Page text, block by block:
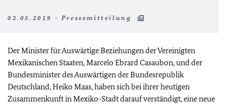
02.05.2019 - Pressemitteilung
Der Minister für Auswärtige Beziehungen der Vereinigten
Mexikanischen Staaten, Marcelo Ebrard Casaubon, und der
Bundesminister des Auswärtigen der Bundesrepublik
Deutschland, Heiko Maas, haben sich bei ihrer heutigen
Zusammenkunft in Mexiko-Stadt darauf verständigt, eine neue